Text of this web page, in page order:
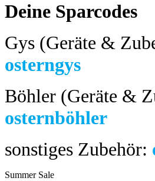
Deine Sparcodes
Gys (Geräte &
osterngys
Böhler (Geräte &
osternböhler
sonstiges Zubehör:
Summer Sale